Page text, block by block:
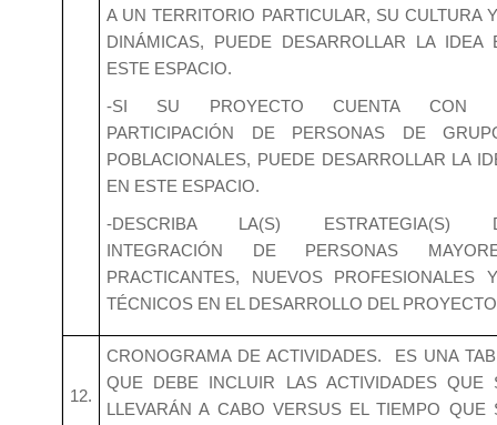
A UN TERRITORIO PARTICULAR, SU CULTURA
DINÁMICAS, PUEDE DESARROLLAR LA IDEA
ESTE ESPACIO.
-SI SU PROYECTO CUENTA CON
PARTICIPACIÓN DE PERSONAS DE
POBLACIONALES, PUEDE DESARROLLAR LA
EN ESTE ESPACIO.
-DESCRIBA LA(S) ESTRATEGIA(S)
INTEGRACIÓN DE PERSONAS
PRACTICANTES, NUEVOS PROFESIONALES
TÉCNICOS EN EL DESARROLLO DEL
12.
CRONOGRAMA DE ACTIVIDADES. ES UNA
QUE DEBE INCLUIR LAS ACTIVIDADES QUE
LLEVARÁN A CABO VERSUS EL TIEMPO QUE